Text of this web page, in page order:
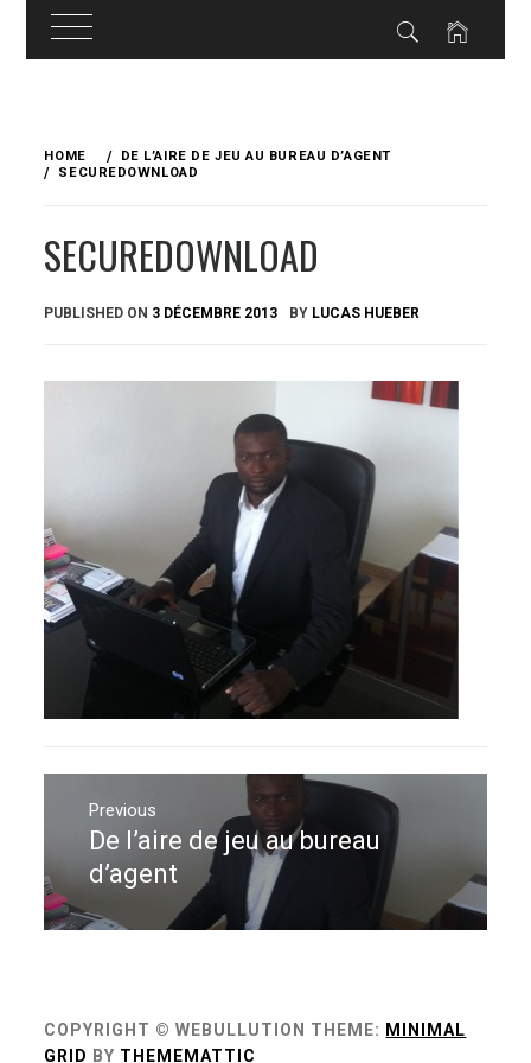
content
HOME
DE L’AIRE DE JEU AU BUREAU D’AGENT
SECUREDOWNLOAD
SECUREDOWNLOAD
PUBLISHED ON 3 DÉCEMBRE 2013 BY LUCAS HUEBER
Navigation
l’article
Previous
Previous
post:
De l’aire de jeu au bureau
d’agent
COPYRIGHT © WEBULLUTION THEME: MINIMAL
GRID BY THEMEMATTIC